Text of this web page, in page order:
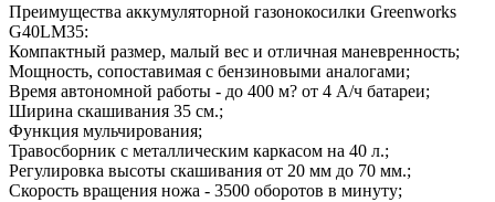
Преимущества аккумуляторной газонокосилки Greenworks
G40LM35:
Компактный размер, малый вес и отличная маневренность;
Мощность, сопоставимая с бензиновыми аналогами;
Время автономной работы - до 400 м? от 4 А/ч батареи;
Ширина скашивания 35 см.;
Функция мульчирования;
Травосборник с металлическим каркасом на 40 л.;
Регулировка высоты скашивания от 20 мм до 70 мм.;
Скорость вращения ножа - 3500 оборотов в минуту;